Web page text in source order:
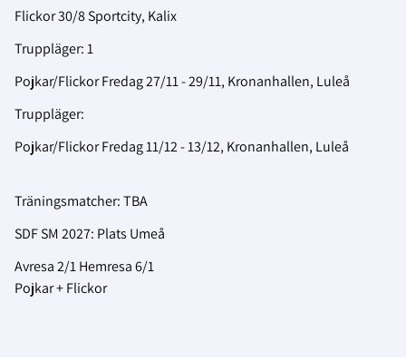
Flickor 30/8 Sportcity, Kalix
Truppläger: 1
Pojkar/Flickor Fredag 27/11 - 29/11, Kronanhallen, Luleå
Truppläger:
Pojkar/Flickor Fredag 11/12 - 13/12, Kronanhallen, Luleå
Träningsmatcher: TBA
SDF SM 2027: Plats Umeå
Avresa 2/1 Hemresa 6/1
Pojkar + Flickor